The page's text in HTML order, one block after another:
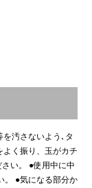
汚さないよう､タ
よく振り、玉がカチ
い。 ●使用中に中
。 ●気になる部分か